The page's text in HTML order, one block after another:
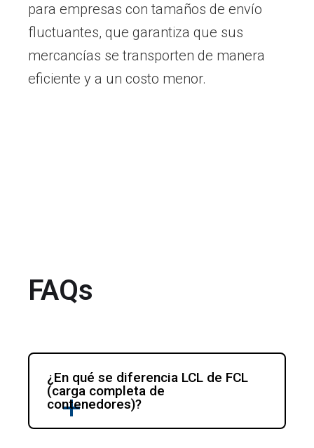
para empresas con tamaños de envío
fluctuantes, que garantiza que sus
mercancías se transporten de manera
eficiente y a un costo menor.
FAQs
¿En qué se diferencia LCL de FCL
(carga completa de
contenedores)?